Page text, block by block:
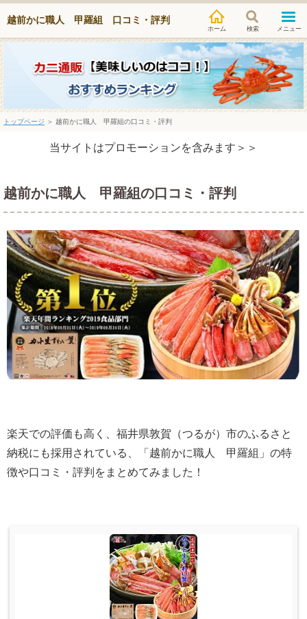
越前かに職人 甲羅組 口コミ・評判
検索 メニュー
トップページ ＞ 越前かに職人 甲羅組の口コミ・評判
当サイトはプロモーションを含みます＞＞
越前かに職人 甲羅組の口コミ・評判
楽天での評価も高く、福井県敦賀（つるが）市のふるさと
納税にも採用されている、「越前かに職人 甲羅組」の特
徴や口コミ・評判をまとめてみました！